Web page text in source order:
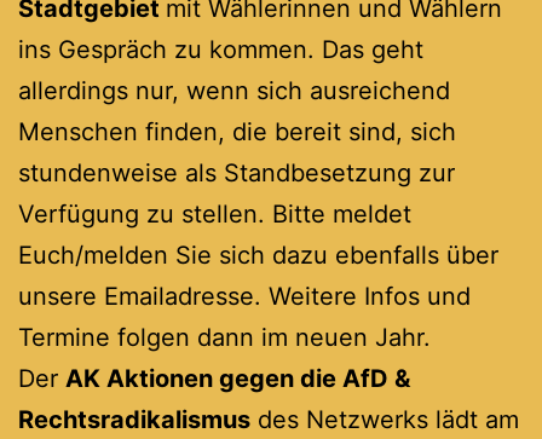
Stadtgebiet mit Wählerinnen und Wählern
ins Gespräch zu kommen. Das geht
allerdings nur, wenn sich ausreichend
Menschen finden, die bereit sind, sich
stundenweise als Standbesetzung zur
Verfügung zu stellen. Bitte meldet
Euch/melden Sie sich dazu ebenfalls über
unsere Emailadresse. Weitere Infos und
Termine folgen dann im neuen Jahr.
Der AK Aktionen gegen die AfD &
Rechtsradikalismus des Netzwerks lädt am